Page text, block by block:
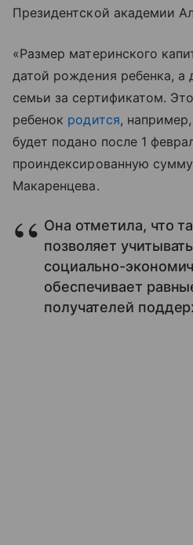
Президентской академии
«Размер материнского
датой рождения ребенка, а
семьи за сертификатом.
ребенок родится,
будет подано после 1
проиндексированную
Макаренцева.
Она отметила, что
позволяет
социально-
обеспечивает
получателей